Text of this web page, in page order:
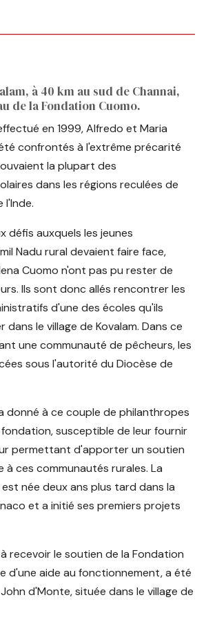
à 40 km au sud de Channai,
de la Fondation Cuomo.
en 1999, Alfredo et Maria
confrontés à l'extrême précarité
la plupart des
dans les régions reculées de
l'Inde.
défis auxquels les jeunes
Nadu rural devaient faire face,
Cuomo n'ont pas pu rester de
Ils sont donc allés rencontrer les
d'une des écoles qu'ils
dans le village de Kovalam. Dans ce
une communauté de pêcheurs, les
sous l'autorité du Diocèse de
donné à ce couple de philanthropes
susceptible de leur fournir
permettant d'apporter un soutien
ces communautés rurales. La
née deux ans plus tard dans la
et a initié ses premiers projets
recevoir le soutien de la Fondation
d'une aide au fonctionnement, a été
d'Monte, située dans le village de